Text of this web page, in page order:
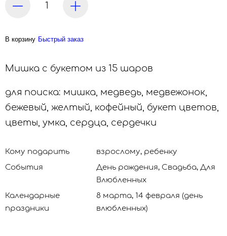
В корзину Быстрый заказ
Мишка с букетом из 15 шаров
для поиска: мишка, медведь, медвежонок,
бежевый, желтый, кофейный, букет цветов,
цветы, умка, сердца, сердечки
Кому подарить
взрослому, ребенку
События
День рождения, Свадьба, Для
Влюбленных
Календарные
праздники
8 марта, 14 февраля (день
влюбленных)